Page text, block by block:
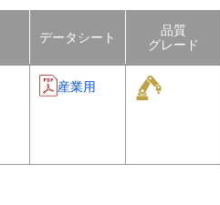
データシート
品質
グレード
産業用